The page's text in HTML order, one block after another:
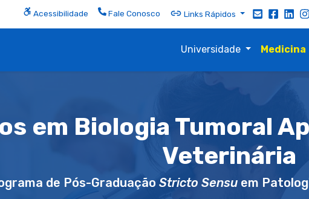
Acessibilidade Fale Conosco Links Rápidos
Universidade Medicina
em Biologia Tumoral
Veterinária
de Pós-Graduação Stricto Sensu em